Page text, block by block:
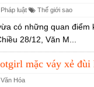
Pháp luật Thế giới sao
có những quan
28/12, Văn M...
mặc váy xẻ đùi
Văn Hóa